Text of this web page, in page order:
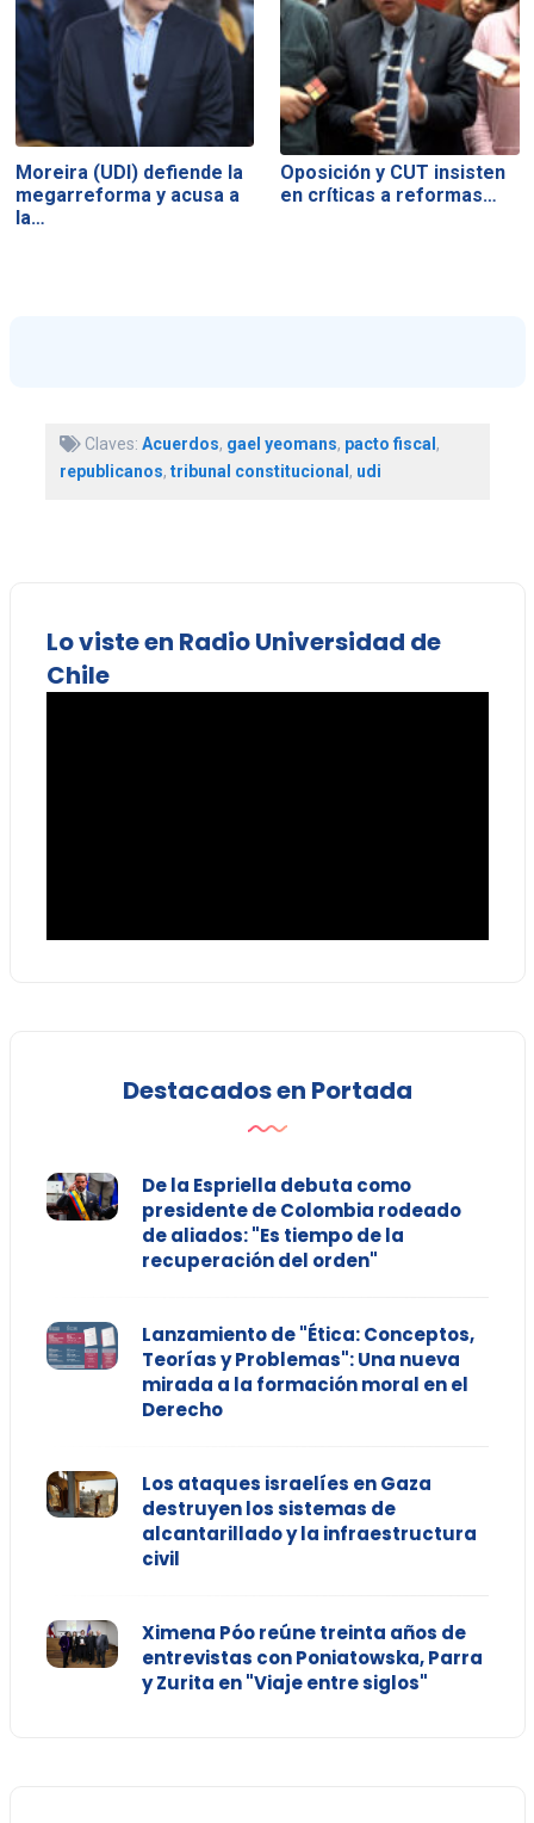
Moreira (UDI) defiende la
megarreforma y acusa a
la…
Oposición y CUT insisten
en críticas a reformas…
Claves: Acuerdos, gael yeomans, pacto fiscal,
republicanos, tribunal constitucional, udi
Lo viste en Radio Universidad de
Chile
Destacados en Portada
De la Espriella debuta como
presidente de Colombia rodeado
de aliados: "Es tiempo de la
recuperación del orden"
Lanzamiento de "Ética: Conceptos,
Teorías y Problemas": Una nueva
mirada a la formación moral en el
Derecho
Los ataques israelíes en Gaza
destruyen los sistemas de
alcantarillado y la infraestructura
civil
Ximena Póo reúne treinta años de
entrevistas con Poniatowska, Parra
y Zurita en "Viaje entre siglos"